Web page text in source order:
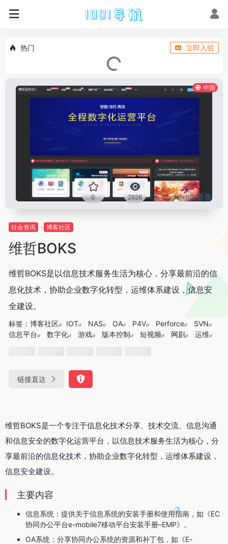
热门 立即入驻
中国
0 2926
社会资讯 博客社区
维哲BOKS
维哲BOKS是以信息技术服务生活为核心，分享最前沿的信
息化技术，协助企业数字化转型，运维体系建设，信息安
全建设。
标签： 博客社区 IOT NAS OA P4V Perforce
SVN
信息平台
数字化 游戏 版本控制 短视频 网剧 运维
链接直达
维哲BOKS是一个专注于信息化技术分享、技术交流、信息沟通
和信息安全的数字化运营平台，以信息技术服务生活为核心，分
享最前沿的信息化技术，协助企业数字化转型，运维体系建设，
信息安全建设。
主要内容
信息系统：提供关于信息系统的安装手册和使用指南，如《EC
协同办公平台e-mobile7移动平台安装手册–EMP》。
OA系统：分享协同办公系统的资源和补丁包，如《E-